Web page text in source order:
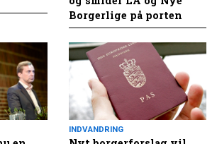
Borgerlige på porten
INDVANDRING